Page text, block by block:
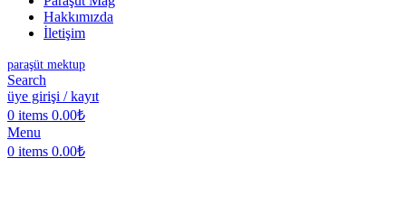
Hakkımızda
İletişim
paraşüt mektup
Search
üye girişi / kayıt
0 items 0.00₺
Menu
0 items 0.00₺